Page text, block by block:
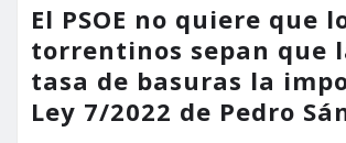
El PSOE no quiere que
torrentinos sepan que
tasa de basuras la
Ley 7/2022 de Pedro